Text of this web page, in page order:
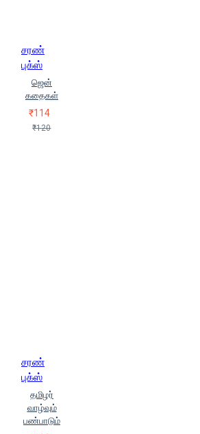
சரண்
புக்ஸ்
ஜென்
கதைகள்
₹114
₹120
சரண்
புக்ஸ்
தமிழர்
வாழ்வும்
பண்பாடும்